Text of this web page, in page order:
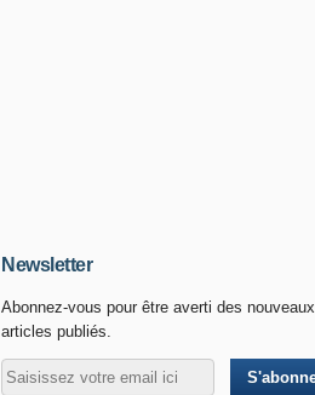
Newsletter
Abonnez-vous pour être averti des nouveaux
articles publiés.